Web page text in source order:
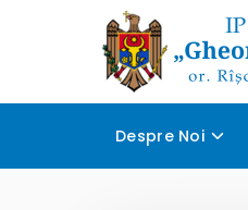
Despre Noi